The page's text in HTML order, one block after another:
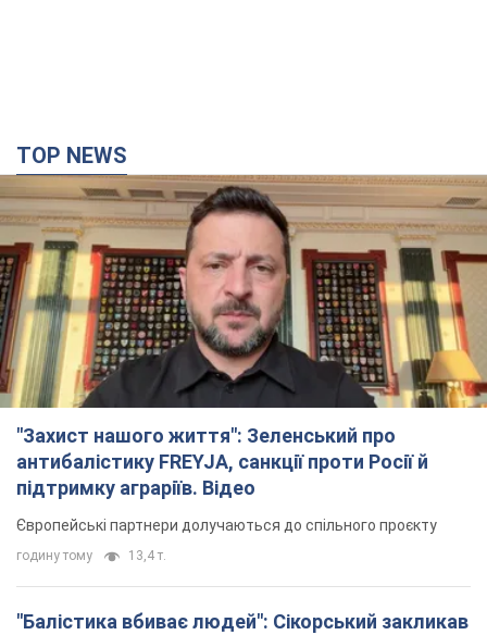
TOP NEWS
"Захист нашого життя": Зеленський про
антибалістику FREYJA, санкції проти Росії й
підтримку аграріїв. Відео
Європейські партнери долучаються до спільного проєкту
годину тому 13,4 т.
"Балістика вбиває людей": Сікорський закликав